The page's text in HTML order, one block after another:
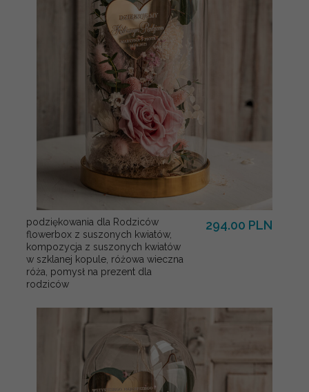
podziękowania dla Rodziców
flowerbox z suszonych kwiatów,
kompozycja z suszonych kwiatów
w szklanej kopule, różowa wieczna
róża, pomysł na prezent dla
rodziców
294.00 PLN